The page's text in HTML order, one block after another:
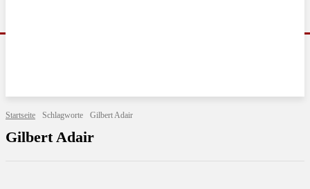
Startseite Schlagworte Gilbert Adair
Gilbert Adair